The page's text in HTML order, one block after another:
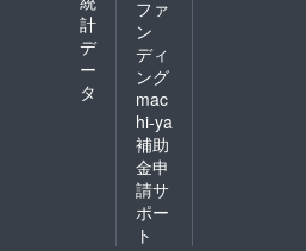
計
デ
ー
タ
ファ
ン
ディ
ング
mac
hi-ya
補助
金申
請サ
ポー
ト